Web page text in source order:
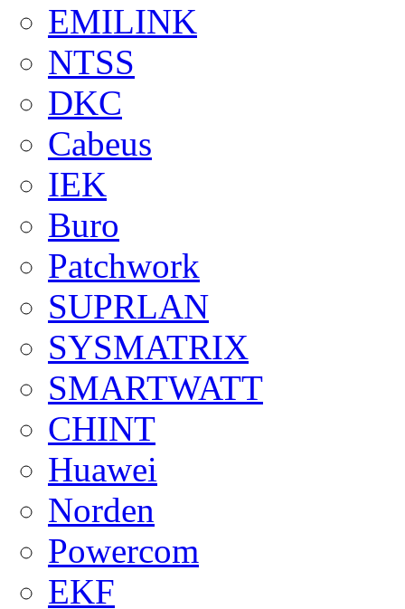
EMILINK
NTSS
DKC
Cabeus
IEK
Buro
Patchwork
SUPRLAN
SYSMATRIX
SMARTWATT
CHINT
Huawei
Norden
Powercom
EKF